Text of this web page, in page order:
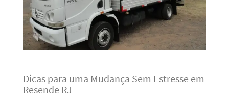
Dicas para uma Mudança Sem Estresse em
Resende RJ